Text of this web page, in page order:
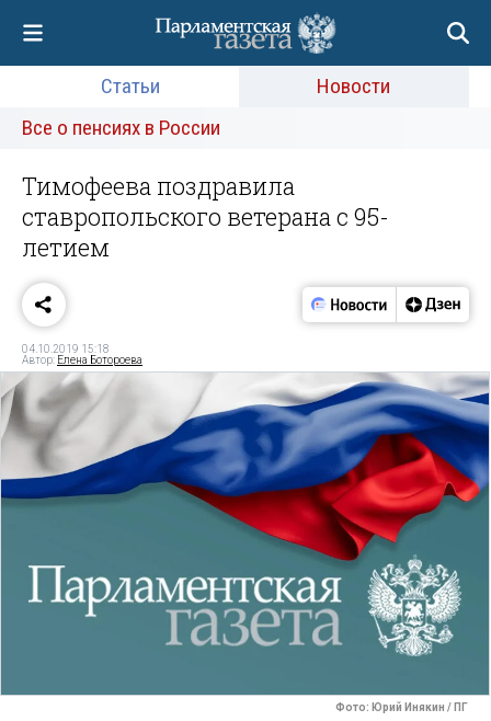
Статьи
Новости
Все о пенсиях в России
Тимофеева поздравила
ставропольского ветерана с 95-
летием
04.10.2019 15:18
Автор: Елена Ботороева
Фото: Юрий Инякин / ПГ